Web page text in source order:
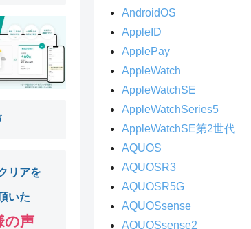
AndroidOS
AppleID
ApplePay
AppleWatch
AppleWatchSE
AppleWatchSeries5
AppleWatchSE第2世代
AQUOS
AQUOSR3
AQUOSR5G
AQUOSsense
AQUOSsense2
リアを
いた
の声